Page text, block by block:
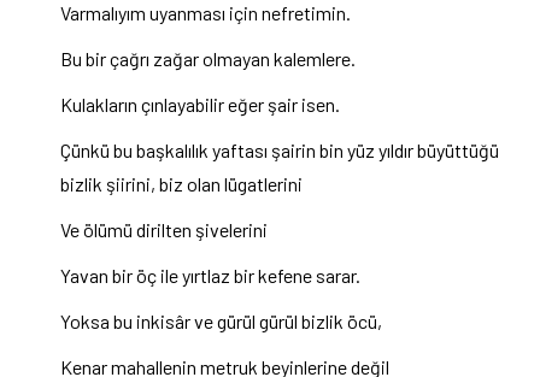
Varmalıyım uyanması için nefretimin.
Bu bir çağrı zağar olmayan kalemlere.
Kulakların çınlayabilir eğer şair isen.
Çünkü bu başkalılık yaftası şairin bin yüz yıldır büyüttüğü
bizlik şiirini, biz olan lügatlerini
Ve ölümü dirilten şivelerini
Yavan bir öç ile yırtlaz bir kefene sarar.
Yoksa bu inkisâr ve gürül gürül bizlik öcü,
Kenar mahallenin metruk beyinlerine değil